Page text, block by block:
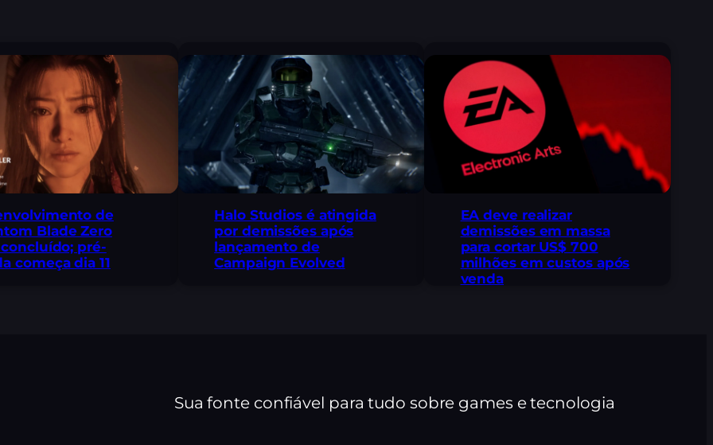
de
Blade Zero
pré-
começa dia 11
Halo Studios é atingida
por demissões após
lançamento de
Campaign Evolved
EA deve realizar
demissões em massa
para cortar US$ 700
milhões em custos após
venda
Sua fonte confiável para tudo sobre games e tecnologia